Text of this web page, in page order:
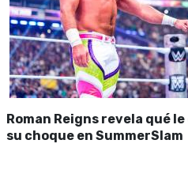
Roman Reigns revela qué
su choque en SummerSlam